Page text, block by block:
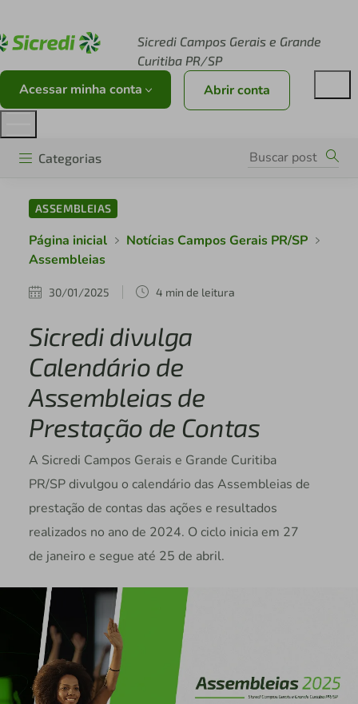
Sicredi Campos Gerais e Grande
Curitiba PR/SP
Acessar minha conta Abrir conta
Categorias
ASSEMBLEIAS
Página inicial
Notícias Campos Gerais PR/SP
Assembleias
30/01/2025 4 min de leitura
Sicredi divulga
Calendário de
Assembleias de
Prestação de Contas
A Sicredi Campos Gerais e Grande Curitiba
PR/SP divulgou o calendário das Assembleias de
prestação de contas das ações e resultados
realizados no ano de 2024. O ciclo inicia em 27
de janeiro e segue até 25 de abril.